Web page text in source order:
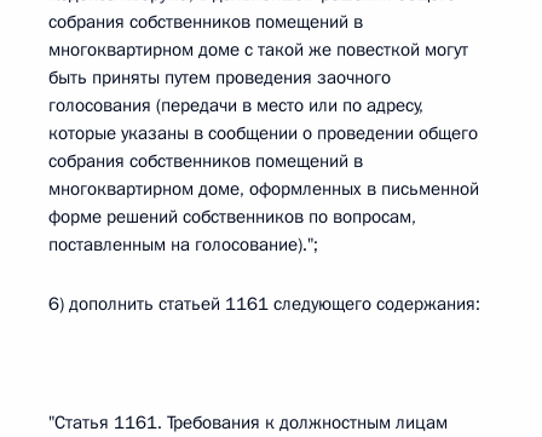
собрания собственников помещений в
многоквартирном доме с такой же повесткой могут
быть приняты путем проведения заочного
голосования (передачи в место или по адресу,
которые указаны в сообщении о проведении общего
собрания собственников помещений в
многоквартирном доме, оформленных в письменной
форме решений собственников по вопросам,
поставленным на голосование).";
6) дополнить статьей 1161 следующего содержания:
"Статья 1161. Требования к должностным лицам